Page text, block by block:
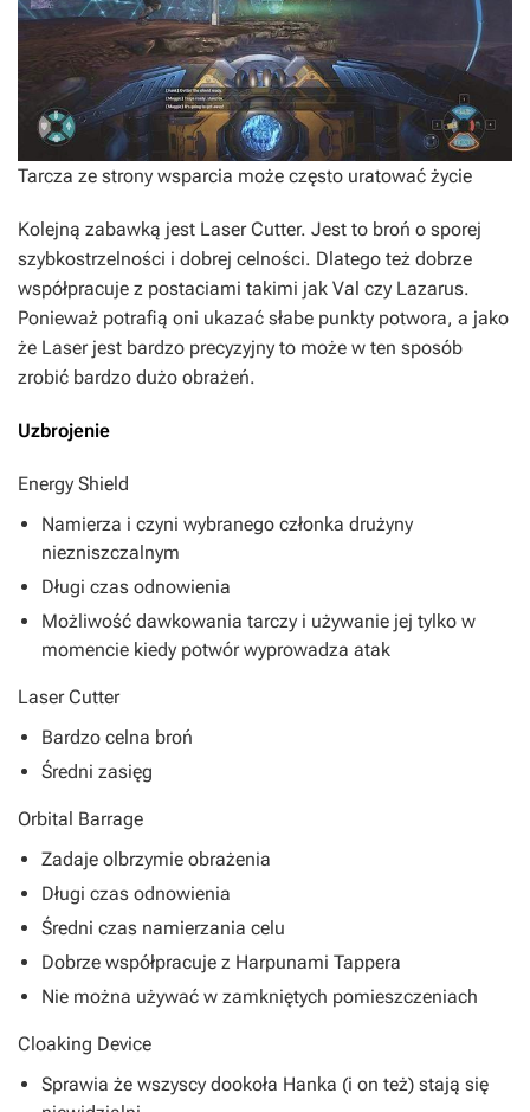
Tarcza ze strony wsparcia może często uratować życie
Kolejną zabawką jest Laser Cutter. Jest to broń o sporej
szybkostrzelności i dobrej celności. Dlatego też dobrze
współpracuje z postaciami takimi jak Val czy Lazarus.
Ponieważ potrafią oni ukazać słabe punkty potwora, a jako
że Laser jest bardzo precyzyjny to może w ten sposób
zrobić bardzo dużo obrażeń.
Uzbrojenie
Energy Shield
Namierza i czyni wybranego członka drużyny
niezniszczalnym
Długi czas odnowienia
Możliwość dawkowania tarczy i używanie jej tylko w
momencie kiedy potwór wyprowadza atak
Laser Cutter
Bardzo celna broń
Średni zasięg
Orbital Barrage
Zadaje olbrzymie obrażenia
Długi czas odnowienia
Średni czas namierzania celu
Dobrze współpracuje z Harpunami Tappera
Nie można używać w zamkniętych pomieszczeniach
Cloaking Device
Sprawia że wszyscy dookoła Hanka (i on też) stają się